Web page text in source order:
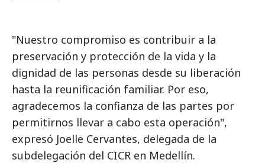
"Nuestro compromiso es contribuir a la
preservación y protección de la vida y la
dignidad de las personas desde su liberación
hasta la reunificación familiar. Por eso,
agradecemos la confianza de las partes por
permitirnos llevar a cabo esta operación",
expresó Joelle Cervantes, delegada de la
subdelegación del CICR en Medellín.